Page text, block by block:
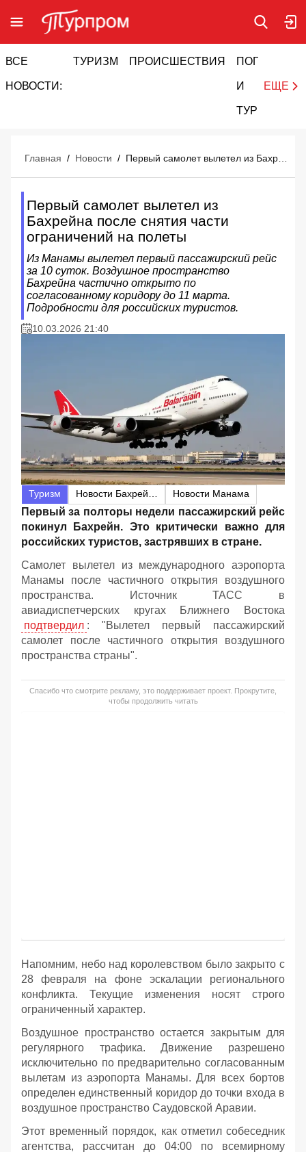
ВСЕ
НОВОСТИ:
ТУРИЗМ ПРОИСШЕСТВИЯ ПОГОДА
И
ТУРИЗМ
ЕЩЕ
Главная / Новости /
Первый самолет вылетел из
Бахрейна после снятия части
ограничений на полеты
Из Манамы вылетел первый пассажирский рейс
за 10 суток. Воздушное пространство
Бахрейна частично открыто по
согласованному коридору до 11 марта.
Подробности для российских туристов.
10.03.2026 21:40
Туризм Новости Бахрейна Новости Манама
Первый за полторы недели пассажирский рейс
покинул Бахрейн. Это критически важно для
российских туристов, застрявших в стране.
Самолет вылетел из международного аэропорта
Манамы после частичного открытия воздушного
пространства. Источник ТАСС в
авиадиспетчерских кругах Ближнего Востока
подтвердил : "Вылетел первый пассажирский
самолет после частичного открытия воздушного
пространства страны".
Спасибо что смотрите рекламу, это поддерживает проект. Прокрутите,
чтобы продолжить читать
Напомним, небо над королевством было закрыто с
28 февраля на фоне эскалации регионального
конфликта. Текущие изменения носят строго
ограниченный характер.
Воздушное пространство остается закрытым для
регулярного трафика. Движение разрешено
исключительно по предварительно согласованным
вылетам из аэропорта Манамы. Для всех бортов
определен единственный коридор до точки входа в
воздушное пространство Саудовской Аравии.
Этот временный порядок, как отметил собеседник
агентства, рассчитан до 04:00 по всемирному